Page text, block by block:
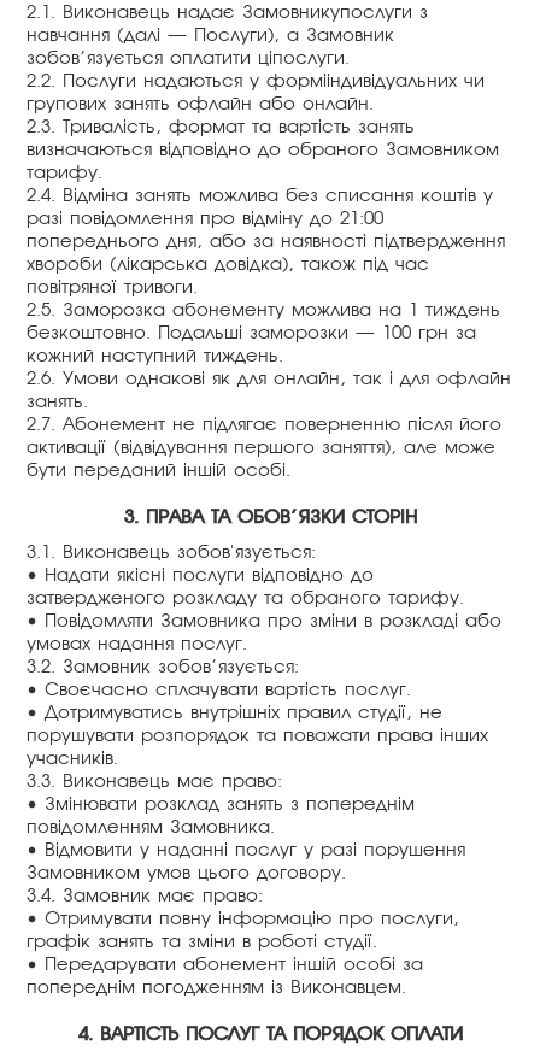
2.1. Виконавець надає Замовникупослуги з
навчання (далі — Послуги), а Замовник
зобов’язується оплатити ціпослуги.
2.2. Послуги надаються у формііндивідуальних чи
групових занять офлайн або онлайн.
2.3. Тривалість, формат та вартість занять
визначаються відповідно до обраного Замовником
тарифу.
2.4. Відміна занять можлива без списання коштів у
разі повідомлення про відміну до 21:00
попереднього дня, або за наявності підтвердження
хвороби (лікарська довідка), також під час
повітряної тривоги.
2.5. Заморозка абонементу можлива на 1 тиждень
безкоштовно. Подальші заморозки — 100 грн за
кожний наступний тиждень.
2.6. Умови однакові як для онлайн, так і для офлайн
занять.
2.7. Абонемент не підлягає поверненню після його
активації (відвідування першого заняття), але може
бути переданий іншій особі.
3. ПРАВА ТА ОБОВ’ЯЗКИ СТОРІН
3.1. Виконавець зобов'язується:
• Надати якісні послуги відповідно до
затвердженого розкладу та обраного тарифу.
• Повідомляти Замовника про зміни в розкладі або
умовах надання послуг.
3.2. Замовник зобов’язується:
• Своєчасно сплачувати вартість послуг.
• Дотримуватись внутрішніх правил студії, не
порушувати розпорядок та поважати права інших
учасників.
3.3. Виконавець має право:
• Змінювати розклад занять з попереднім
повідомленням Замовника.
• Відмовити у наданні послуг у разі порушення
Замовником умов цього договору.
3.4. Замовник має право:
• Отримувати повну інформацію про послуги,
графік занять та зміни в роботі студії.
• Передарувати абонемент іншій особі за
попереднім погодженням із Виконавцем.
4. ВАРТІСТЬ ПОСЛУГ ТА ПОРЯДОК ОПЛАТИ